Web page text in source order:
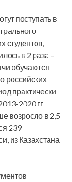
поступать в
студентов,
в 2 раза –
обучаются
российских
практически
2020 гг.
возросло в 2,5
239
из Казахстана